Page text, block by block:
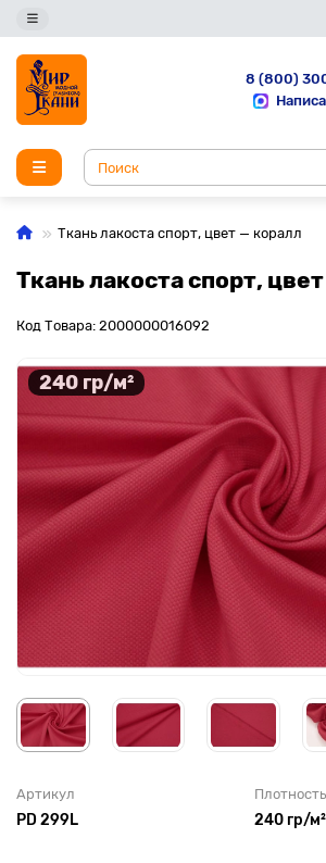
8 (800)
Ткань лакоста спорт, цвет — коралл
Ткань лакоста спорт,
Код Товара: 2000000016092
240 гр/м²
Артикул
PD 299L
Плотность
240 гр/м²